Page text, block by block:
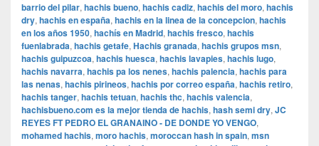
barrio del pilar, hachis bueno, hachis cadiz, hachis del moro, hachis
dry, hachis en españa, hachis en la linea de la concepcion, hachis
en los años 1950, hachís en Madrid, hachis fresco, hachis
fuenlabrada, hachis getafe, Hachis granada, hachis grupos msn,
hachis guipuzcoa, hachis huesca, hachis lavapies, hachis lugo,
hachis navarra, hachis pa los nenes, hachis palencia, hachis para
las nenas, hachis pirineos, hachis por correo españa, hachis retiro,
hachis tanger, hachis tetuan, hachis thc, hachis valencia,
hachisbueno.com es la mejor tienda de hachis, hash semi dry, JC
REYES FT PEDRO EL GRANAINO - DE DONDE YO VENGO,
mohamed hachis, moro hachis, moroccan hash in spain, msn